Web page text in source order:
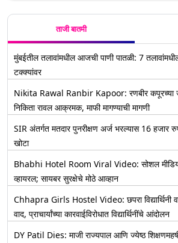
ताजी बातमी
मुंबईतील तलावांमधील आजची पाणी पातळी: 7
टक्क्यांवर
Nikita Rawal Ranbir Kapoor: रणबीर कपूरच्या
निकिता रावल आक्रमक, माफी मागण्याची मागणी
SIR अंतर्गत मतदार पुनरीक्षण अर्ज भरल्यास 16 हजार
खोटा
Bhabhi Hotel Room Viral Video: सोशल
व्हायरल; सायबर सुरक्षेचे मोठे आव्हान
Chhapra Girls Hostel Video: छपरा विद्यार्थिनी
वाद, प्राचार्यांच्या कारवाईविरोधात विद्यार्थिनींचे आंदोलन
DY Patil Dies: माजी राज्यपाल आणि ज्येष्ठ